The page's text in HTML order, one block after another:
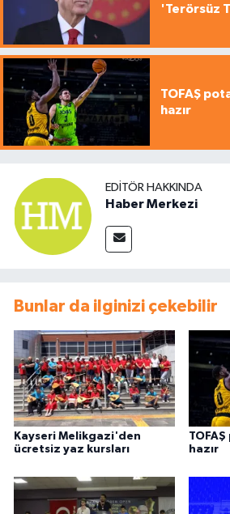
'Terörsüz
TOFAŞ
hazır
EDITÖR HAKKINDA
Haber Merkezi
Bunlar da ilginizi çekebilir
Kayseri Melikgazi'den
ücretsiz yaz kursları
hazır